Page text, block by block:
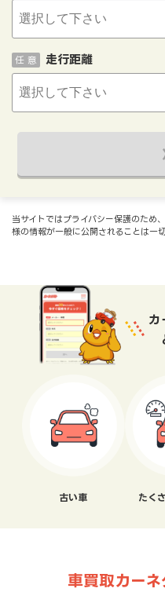
走行距離
任 意
当サイトではプライバシー保護のため
様の情報が一般に公開されることは一
カ
古い車 たく
車買取カー